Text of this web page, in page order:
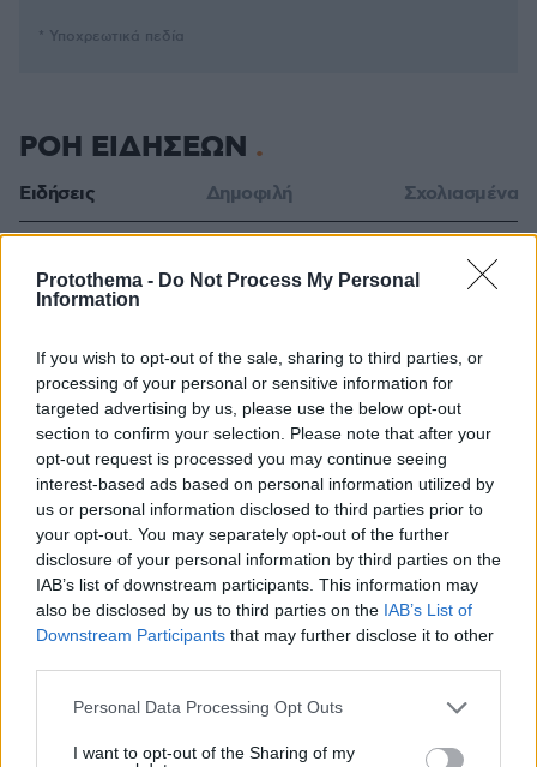
Protothema - Do Not Process My Personal
Information
If you wish to opt-out of the sale, sharing to third parties, or
processing of your personal or sensitive information for
targeted advertising by us, please use the below opt-out
section to confirm your selection. Please note that after your
opt-out request is processed you may continue seeing
interest-based ads based on personal information utilized by
us or personal information disclosed to third parties prior to
your opt-out. You may separately opt-out of the further
disclosure of your personal information by third parties on the
IAB’s list of downstream participants. This information may
also be disclosed by us to third parties on the IAB’s List of
Downstream Participants that may further disclose it to other
Please note that this website/app uses one or more Google
not limited to your visit or usage behaviour. You may click to
Personal Data Processing Opt Outs
I want to opt-out of the Sharing of my
* Υποχρεωτικά πεδία
ΡΟΗ ΕΙΔΗΣΕΩΝ
Ειδήσεις Δημοφιλή Σχολιασμένα
Η 24χρονη αριστούχος της Ιατρικής Αθηνών, που
διάβασε τον Ιπποκρατικό Όρκο, μιλά για τον «άριστο
Συνταξιοδοτικό: H Ελλάδα πλήρωσε νωρίς, η Γερμανία
πληρώνει τώρα
πριν 11 λεπτά
Τι αλλάζει με τα πρόστιμα για τα ανασφάλιστα ΙΧ: Από
«κόσκινο» με AI θα περνούν οι ενστάσεις
πριν 14 λεπτά
Πρωτεΐνη: Πόση χρειαζόμαστε πραγματικά για να
γεράσουμε καλά – Πότε η υπερβολή γυρίζει
μπούμερανγκ
πριν 14 λεπτά
Η επιστήμη πίσω από τα «τσιμέτια», τους γεμιστούς
πριν 15 λεπτά
Μυστήριο στη Θεσσαλονίκη με καταδίωξη δύο